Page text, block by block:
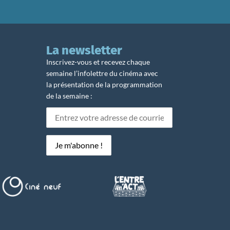
La newsletter
Inscrivez-vous et recevez chaque
semaine l’infolettre du cinéma avec
la présentation de la programmation
de la semaine :